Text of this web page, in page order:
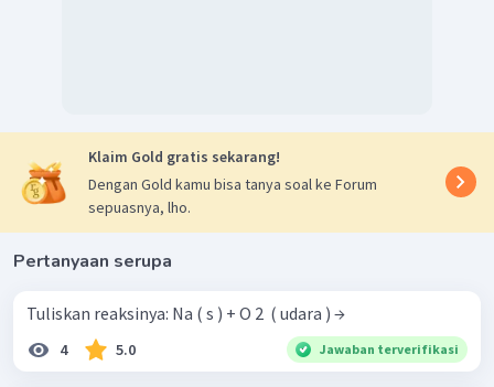
Klaim Gold gratis sekarang!
Dengan Gold kamu bisa tanya soal ke Forum
sepuasnya, lho.
Pertanyaan serupa
Tuliskan reaksinya: Na ( s ) + O 2 ​ ( udara ) →
4 5.0 Jawaban terverifikasi